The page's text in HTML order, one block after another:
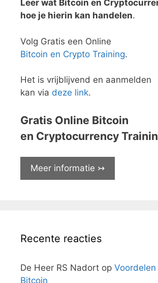
Leer wat Bitcoin en
hoe je hierin kan handelen.
Volg Gratis een Online
Bitcoin en Crypto Training.
Het is vrijblijvend en aanmelden
kan via deze link.
Gratis Online Bitcoin
en Cryptocurrency
Meer informatie ↣
Recente reacties
De Heer RS Nadort op
Bitcoin